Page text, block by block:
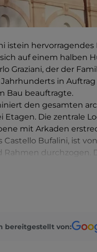
istein
auf einem halben
Graziani, der der
Jahrhunderts in
Bau beauftragte.
den gesamten
Etagen. Die zentrale
mit Arkaden
Bufalini, ist
Rahmen durchzogen.
der Sitz des
bereitgestellt von: